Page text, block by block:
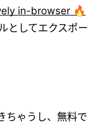
in-browser 🔥
としてエクスポー
ちゃうし、無料で